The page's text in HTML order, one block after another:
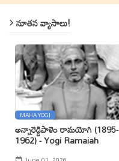
నూతన వ్యాసాలు!
MAHA YOGI
అన్నారెడ్డిపాళెం రామయోగి (1895-
1962) - Yogi Ramaiah